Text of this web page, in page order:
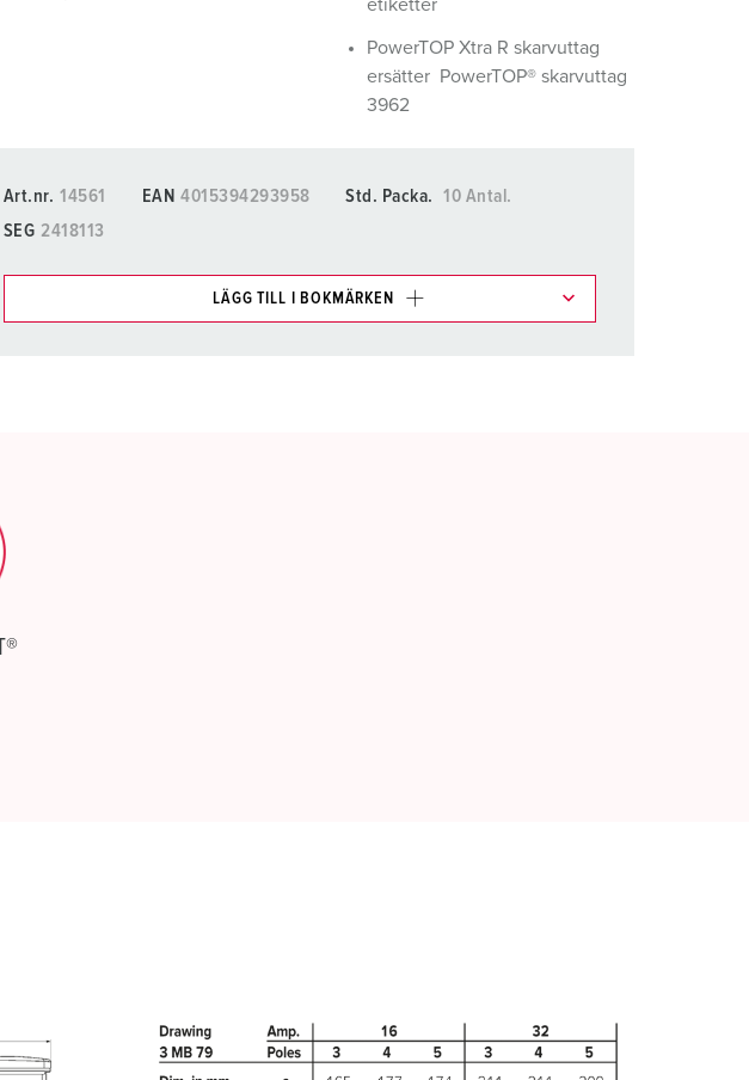
etiketter
PowerTOP Xtra R skarvuttag
ersätter PowerTOP® skarvuttag
3962
Art.nr. 14561 EAN 4015394293958 Std. Packa.
10 Antal.
SEG 2418113
LÄGG TILL I BOKMÄRKEN